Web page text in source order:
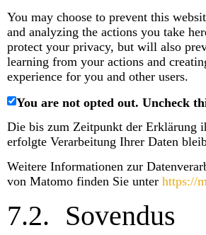
You may choose to prevent this
and analyzing the actions you take
protect your privacy, but will also
learning from your actions and
experience for you and other users.
You are not opted out. Uncheck
Die bis zum Zeitpunkt der Erklärung
erfolgte Verarbeitung Ihrer Daten
Weitere Informationen zur
von Matomo finden Sie unter https://
7.2. Sovendus